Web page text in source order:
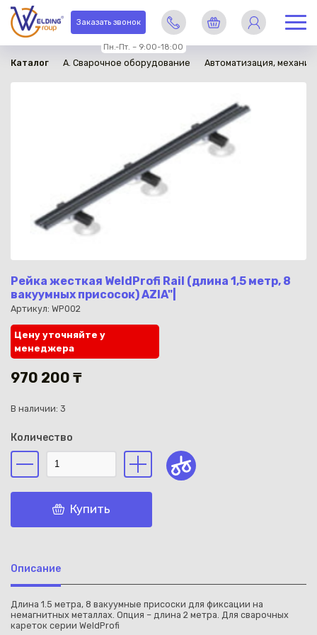
Заказать звонок
Пн.-Пт. – 9:00-18:00
Каталог A. Сварочное оборудование Автоматизация,
Рейка жесткая WeldProfi Rail (длина 1,5 метр, 8
вакуумных присосок) AZIA"|
Артикул: WP002
в наличии
Цену уточняйте у
менеджера
970 200 ₸
В наличии: 3
Количество
Купить
Описание
Длина 1.5 метра, 8 вакуумные присоски для фиксации на
немагнитных металлах. Опция – длина 2 метра. Для сварочных
кареток серии WeldProfi